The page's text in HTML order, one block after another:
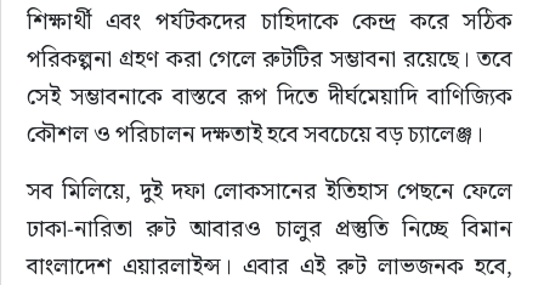
শিক্ষার্থী এবং পর্যটকদের চাহিদাকে কেন্দ্র করে সঠিক
পরিকল্পনা গ্রহণ করা গেলে রুটটির সম্ভাবনা রয়েছে। তবে
সেই সম্ভাবনাকে বাস্তবে রূপ দিতে দীর্ঘমেয়াদি বাণিজ্যিক
কৌশল ও পরিচালন দক্ষতাই হবে সবচেয়ে বড় চ্যালেঞ্জ।
সব মিলিয়ে, দুই দফা লোকসানের ইতিহাস পেছনে ফেলে
ঢাকা-নারিতা রুট আবারও চালুর প্রস্তুতি নিচ্ছে বিমান
বাংলাদেশ এয়ারলাইন্স। এবার এই রুট লাভজনক হবে,